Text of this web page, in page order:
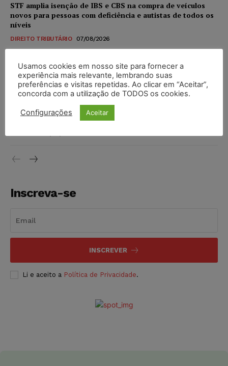
STF amplia isenção de IBS e CBS na compra de veículos
novos para pessoas com deficiência e autistas de todos os
níveis
DIREITO TRIBUTÁRIO 07/08/2026
Justiça do Trabalho mantém justa causa de empregado que
vendia canetas emagrecedoras no local de trabalho
NOTÍCIAS 07/08/2026
Justiça de SP decreta prisão de suspeito investigado na
morte de advogado
Inscreva-se
INSCREVER
Li e aceito a Política de Privacidade.
Usamos cookies em nosso site para fornecer a
experiência mais relevante, lembrando suas
preferências e visitas repetidas. Ao clicar em “Aceitar”,
concorda com a utilização de TODOS os cookies.
Configurações Aceitar